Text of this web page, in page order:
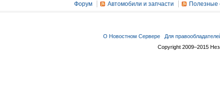
Форум Автомобили и запчасти Полезные
О Новостном Сервере
Для
Copyright 2009–2015